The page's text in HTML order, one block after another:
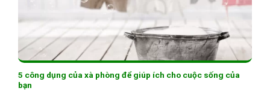
5 công dụng của xà phòng để giúp ích cho cuộc sống của
bạn